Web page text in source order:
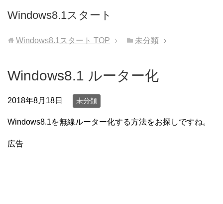
Windows8.1スタート
Windows8.1スタート TOP 未分類
Windows8.1 ルーター化
2018年8月18日 未分類
Windows8.1を無線ルーター化する方法をお探しですね。
広告